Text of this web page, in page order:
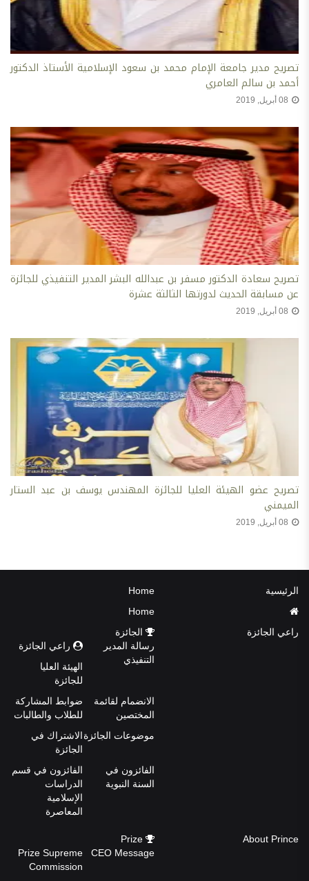
تصريح مدير جامعة الإمام محمد بن سعود الإسلامية الأستاذ الدكتور
أحمد بن سالم العامري
08 أبريل, 2019
تصريح سعادة الدكتور مسفر بن عبدالله البشر المدير التنفيذي للجائزة
عن مسابقة الحديث لدورتها الثالثة عشرة
08 أبريل, 2019
تصريح عضو الهيئة العليا للجائزة المهندس يوسف بن عبد الستار
الميمني
08 أبريل, 2019
الرئيسية
Home
Home
راعي الجائزة
الجائزة
رسالة المدير
التنفيذي
راعي الجائزة
الهيئة العليا
للجائزة
الانضمام لقائمة
المختصين
ضوابط المشاركة
للطلاب والطالبات
موضوعات الجائزةالاشتراك في
الجائزة
الفائزون في
السنة النبوية
الفائزون في قسم
الدراسات
الإسلامية
المعاصرة
About Prince
CEO Message
Prize Supreme
Commission